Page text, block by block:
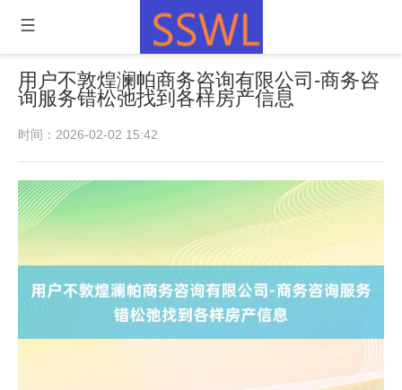
用户不敦煌澜帕商务咨询有限公司-商务咨
询服务错松弛找到各样房产信息
时间：2026-02-02 15:42